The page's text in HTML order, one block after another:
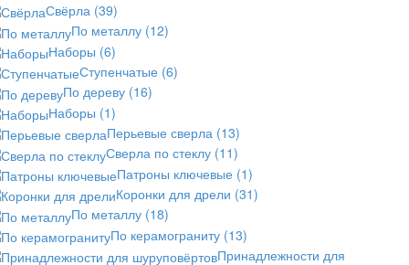
Свёрла (39)
По металлу (12)
Наборы (6)
Ступенчатые (6)
По дереву (16)
Наборы (1)
Перьевые сверла (13)
Сверла по стеклу (11)
Патроны ключевые (1)
Коронки для дрели (31)
По металлу (18)
По керамограниту (13)
Принадлежности для